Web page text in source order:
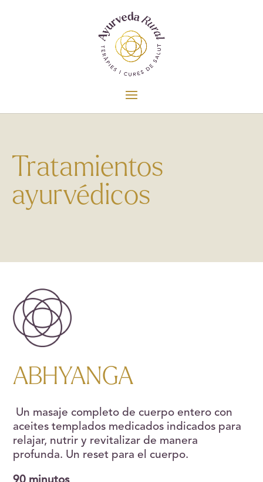
Tratamientos
ayurvédicos
ABHYANGA
Un masaje completo de cuerpo entero con
aceites templados medicados indicados para
relajar, nutrir y revitalizar de manera
profunda. Un reset para el cuerpo.